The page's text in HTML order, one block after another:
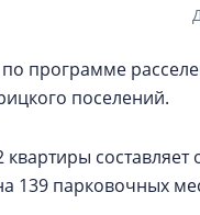
программе
поселений.
139 парковочных